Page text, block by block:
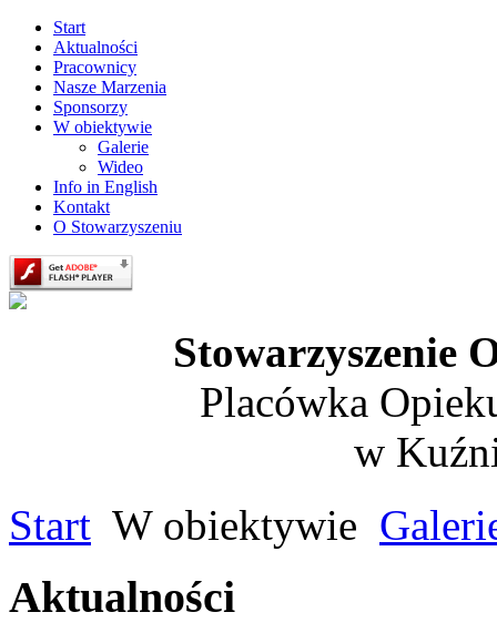
Start
Aktualności
Pracownicy
Nasze Marzenia
Sponsorzy
W obiektywie
Galerie
Wideo
Info in English
Kontakt
O Stowarzyszeniu
Stowarzyszenie
Placówka
w
Start W obiektywie
Aktualności